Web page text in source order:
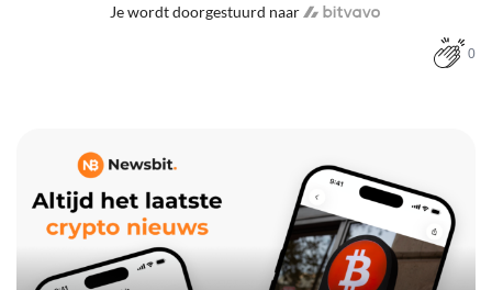
Je wordt doorgestuurd naar
0